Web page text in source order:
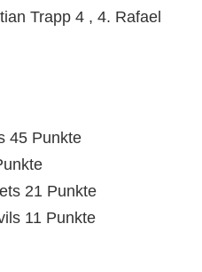
Trapp 4 , 4. Rafael
45 Punkte
21 Punkte
11 Punkte